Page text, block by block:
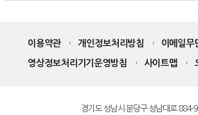
이용약관 개인정보처리방침 이메일무
영상정보처리기기운영방침 사이트맵
경기도 성남시 분당구 성남대로 884-